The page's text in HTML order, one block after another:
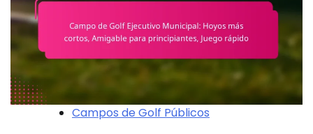
Campos de Golf Públicos